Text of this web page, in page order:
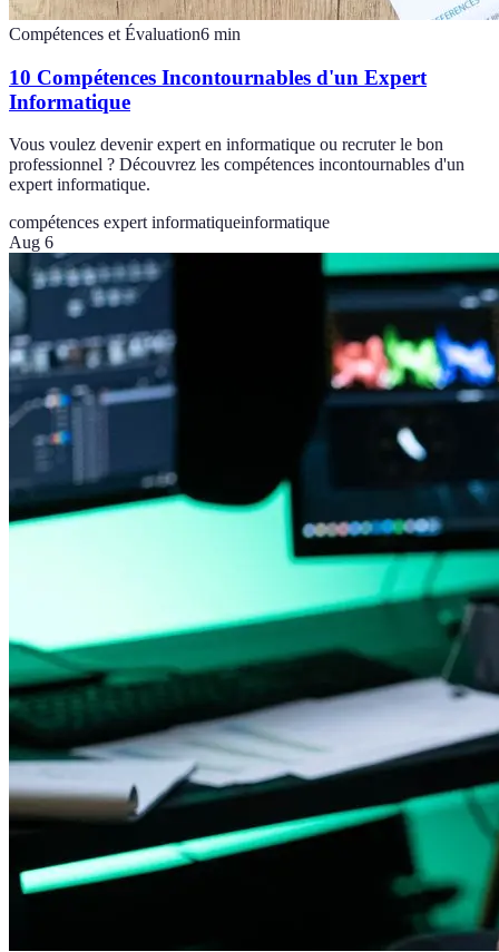
Compétences et Évaluation6 min
10 Compétences Incontournables d'un Expert
Informatique
Vous voulez devenir expert en informatique ou recruter le bon
professionnel ? Découvrez les compétences incontournables d'un
expert informatique.
compétences expert informatiqueinformatique
Aug 6